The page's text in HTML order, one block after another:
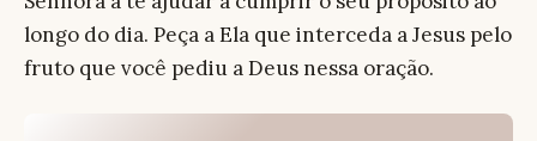
longo do dia. Peça a Ela que interceda a Jesus pelo
fruto que você pediu a Deus nessa oração.